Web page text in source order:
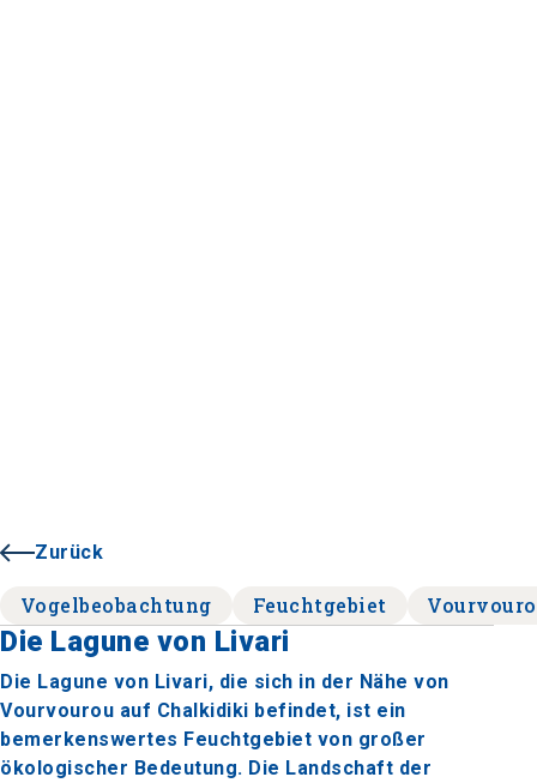
Zurück
Vogelbeobachtung Feuchtgebiet
Die Lagune von Livari
Die Lagune von Livari, die sich in der Nähe von
Vourvourou auf Chalkidiki befindet, ist ein
bemerkenswertes Feuchtgebiet von großer
ökologischer Bedeutung. Die Landschaft der